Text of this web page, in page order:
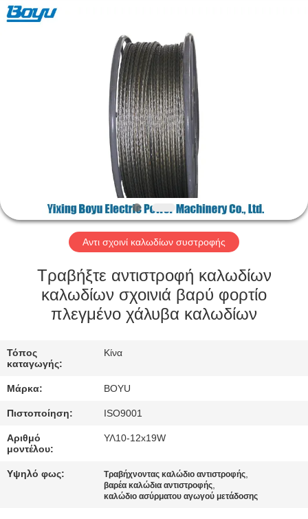
ΓΎΡΟΣ
ΕΡΓΟΣΤΑΣΊΩΝ
ΠΟΙΟΤΙΚΌΣ
ΈΛΕΓΧΟΣ
ΜΑΣ
ΕΛΆΤΕ
ΕΠΑΦΉ
ΜΕ
2026
Yixing
Boyu
Αντι σχοινί καλωδίων συστροφής
Τραβήξτε αντιστροφή καλωδίων
καλωδίων σχοινιά βαρύ φορτίο
πλεγμένο χάλυβα καλωδίων
Τόπος
καταγωγής:
Κίνα
Μάρκα: BOYU
Πιστοποίηση: ISO9001
Αριθμό
μοντέλου:
ΥΛ10-12x19W
Υψηλό φως: Τραβήχνοντας καλώδιο αντιστροφής,
βαρέα καλώδια αντιστροφής,
καλώδιο ασύρματου αγωγού μετάδοσης